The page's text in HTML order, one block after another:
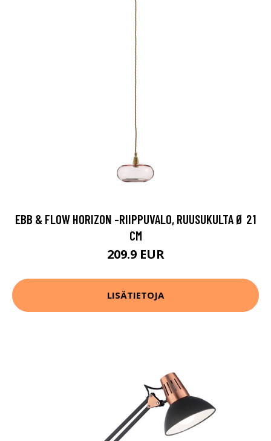
EBB & FLOW HORIZON -RIIPPUVALO, RUUSUKULTA Ø 21
CM
209.9 EUR
LISÄTIETOJA